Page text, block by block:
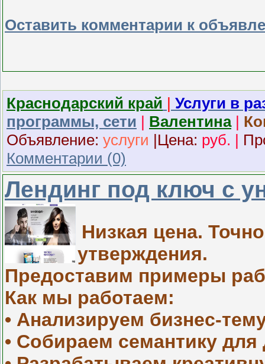
Оставить комментарии к
Краснодарский край | Услуги в
программы, сети | Валентина |
Объявление: услуги |Цена: руб. |
Комментарии (0)
Лендинг под ключ с
Низкая цена.
утверждения.
Предоставим примеры
Как мы работаем:
• Анализируем бизнес-
• Собираем семантику